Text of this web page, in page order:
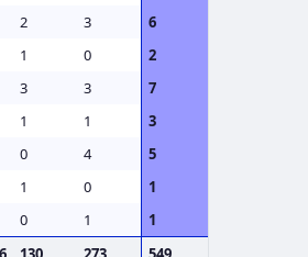
2 3
6
1 0
2
3 3
7
1 1
3
0 4
5
1 0
1
0 1
1